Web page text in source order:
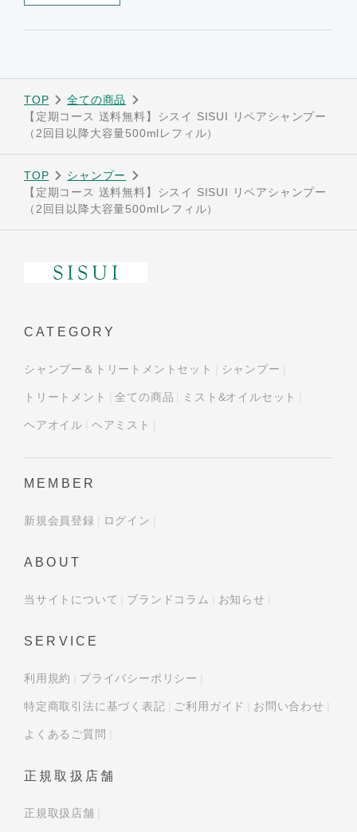
TOP
全ての商品
【定期コース 送料無料】シスイ SISUI リペアシャンプー
（2回目以降大容量500mlレフィル）
TOP
シャンプー
【定期コース 送料無料】シスイ SISUI リペアシャンプー
（2回目以降大容量500mlレフィル）
CATEGORY
シャンプー＆トリートメントセット シャンプー
トリートメント 全ての商品 ミスト&オイルセット
ヘアオイル ヘアミスト
MEMBER
新規会員登録 ログイン
ABOUT
当サイトについて ブランドコラム お知らせ
SERVICE
利用規約 プライバシーポリシー
特定商取引法に基づく表記 ご利用ガイド お問い合わせ
よくあるご質問
正規取扱店舗
正規取扱店舗